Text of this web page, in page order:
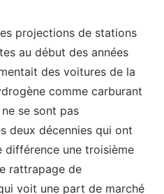
projections de stations
au début des années
des voitures de la
comme carburant
se sont pas
deux décennies qui ont
différence une troisième
rattrapage de
voit une part de marché